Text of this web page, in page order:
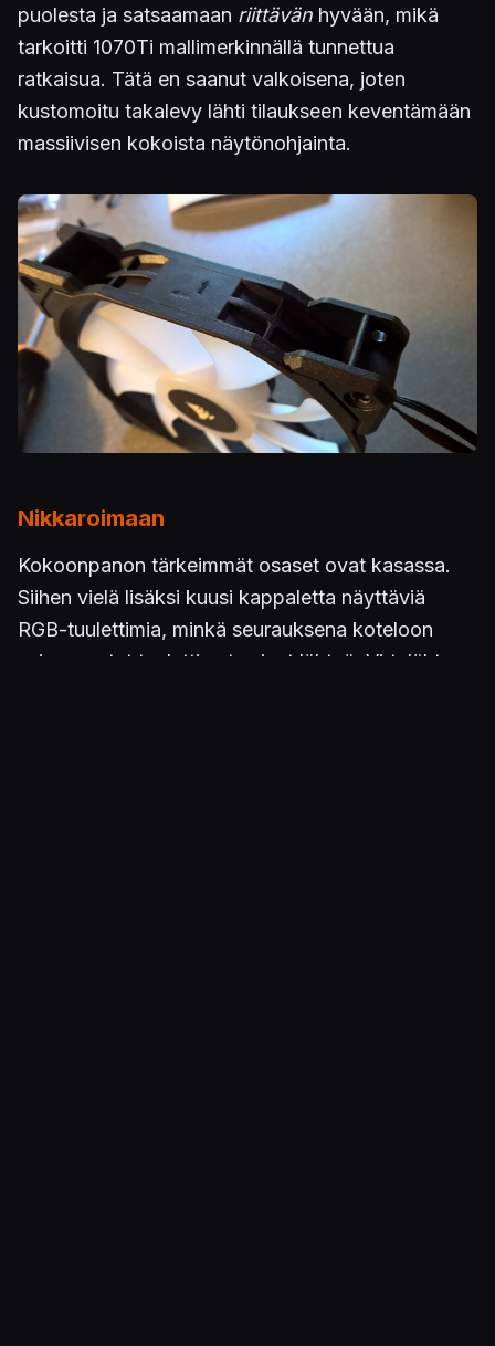
puolesta ja satsaamaan riittävän hyvään, mikä
tarkoitti 1070Ti mallimerkinnällä tunnettua
ratkaisua. Tätä en saanut valkoisena, joten
kustomoitu takalevy lähti tilaukseen keventämään
massiivisen kokoista näytönohjainta.
Nikkaroimaan
Kokoonpanon tärkeimmät osaset ovat kasassa.
Siihen vielä lisäksi kuusi kappaletta näyttäviä
RGB-tuulettimia, minkä seurauksena koteloon
esiasennetut tuulettimet saivat lähteä. Virtalähteen